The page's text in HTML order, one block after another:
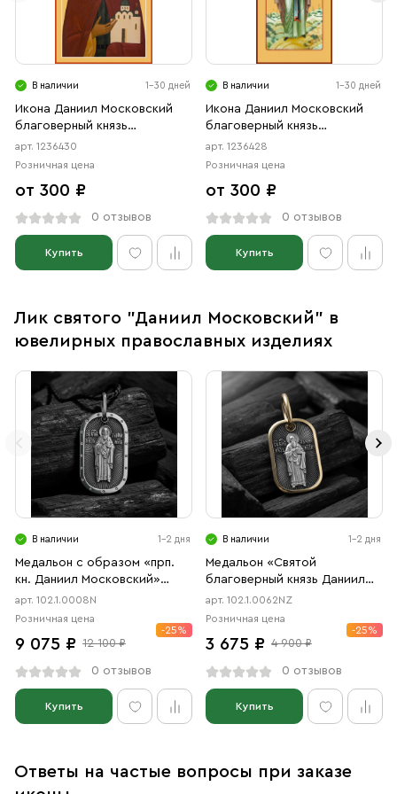
В наличии 1-30 дней
Икона Даниил Московский
благоверный князь
(АРТ.06430)
арт. 1236430
Розничная цена
от 300 ₽
0 отзывов
Купить
В наличии 1-30 дней
Икона Даниил Московский
благоверный князь
(АРТ.06428)
арт. 1236428
Розничная цена
от 300 ₽
0 отзывов
Купить
Лик святого "Даниил Московский" в
ювелирных православных изделиях
В наличии 1-2 дня
Медальон с образом «прп.
кн. Даниил Московский»
чернение
арт. 102.1.0008N
Розничная цена
9 075 ₽ 12 100 ₽
-25%
0 отзывов
Купить
В наличии 1-2 дня
Медальон «Святой
благоверный князь Даниил
Московский» чернение,
позолота
арт. 102.1.0062NZ
Розничная цена
3 675 ₽ 4 900 ₽
-25%
0 отзывов
Купить
Ответы на частые вопросы при заказе